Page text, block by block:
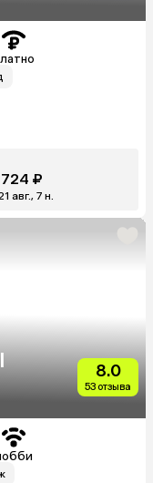
724 ₽
авг., 7 н.
8.0
53 отзыва